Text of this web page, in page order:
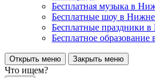
Бесплатная музыка в
Бесплатные шоу в
Бесплатные праздники
Бесплатное
Открыть меню Закрыть меню
Что ищем?